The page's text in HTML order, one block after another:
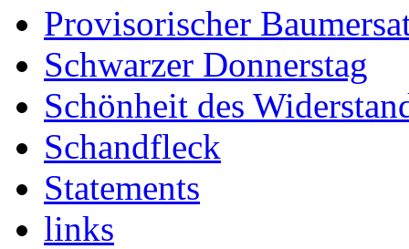
Provisorischer
Schwarzer Donnerstag
Schönheit des
Schandfleck
Statements
links